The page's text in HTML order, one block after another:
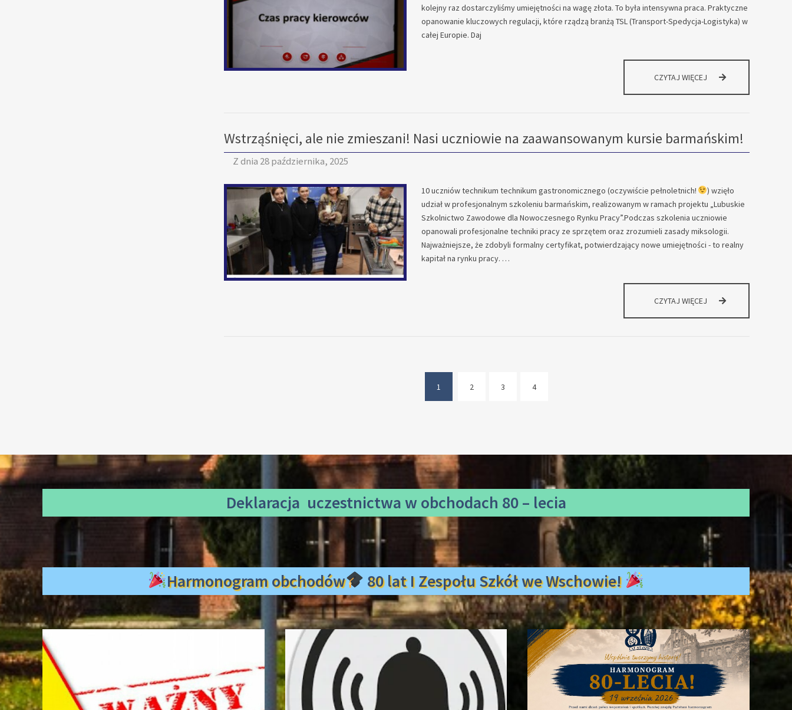
kolejny raz dostarczyliśmy umiejętności na wagę złota. To była intensywna praca. Praktyczne
opanowanie kluczowych regulacji, które rządzą branżą TSL (Transport-Spedycja-Logistyka) w
całej Europie. Daj
CZYTAJ WIĘCEJ INWESTUJEMY
Wstrząśnięci, ale nie zmieszani! Nasi uczniowie na zaawansowanym kursie barmańskim!
Z dnia 28 października, 2025
10 uczniów technikum technikum gastronomicznego (oczywiście pełnoletnich!
) wzięło
udział w profesjonalnym szkoleniu barmańskim, realizowanym w ramach projektu „Lubuskie
Szkolnictwo Zawodowe dla Nowoczesnego Rynku Pracy”.Podczas szkolenia uczniowie
opanowali profesjonalne techniki pracy ze sprzętem oraz zrozumieli zasady miksologii.
Najważniejsze, że zdobyli formalny certyfikat, potwierdzający nowe umiejętności - to realny
kapitał na rynku pracy. …
CZYTAJ WIĘCEJ WSTRZĄŚNIĘCI,
1
2 3 4
Deklaracja uczestnictwaw obchodach 80 – lecia
Harmonogram obchodów 80 lat I Zespołu Szkół we Wschowie!